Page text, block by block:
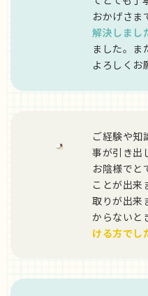
おかげさま
解決しまし
ました。ま
よろしくお
ご経験や知
事が引き出
お陰様でと
ことが出来
取りが出来
からないと
ける方でし